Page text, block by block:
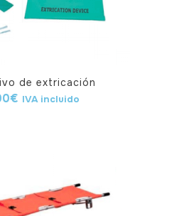
de extricación
€ IVA incluido